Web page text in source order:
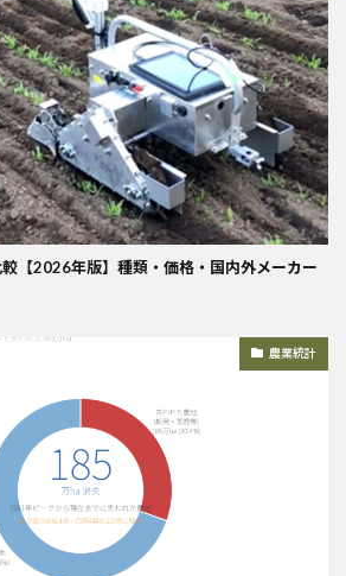
【2026年版】種類・価格・国内外メーカー
農業統計